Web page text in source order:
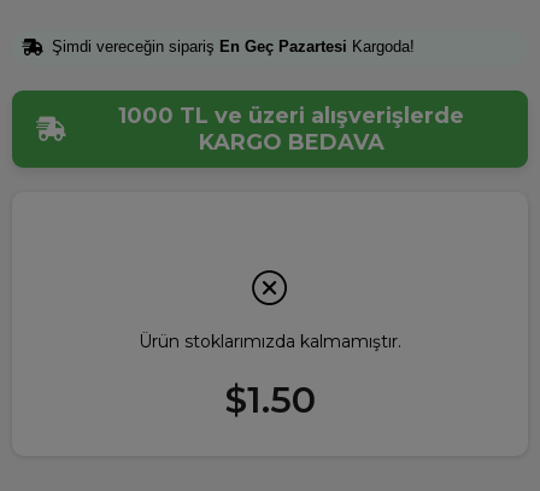
Şimdi vereceğin sipariş En Geç Pazartesi Kargoda!
1000 TL ve üzeri alışverişlerde
KARGO BEDAVA
Ürün stoklarımızda kalmamıştır.
$1.50